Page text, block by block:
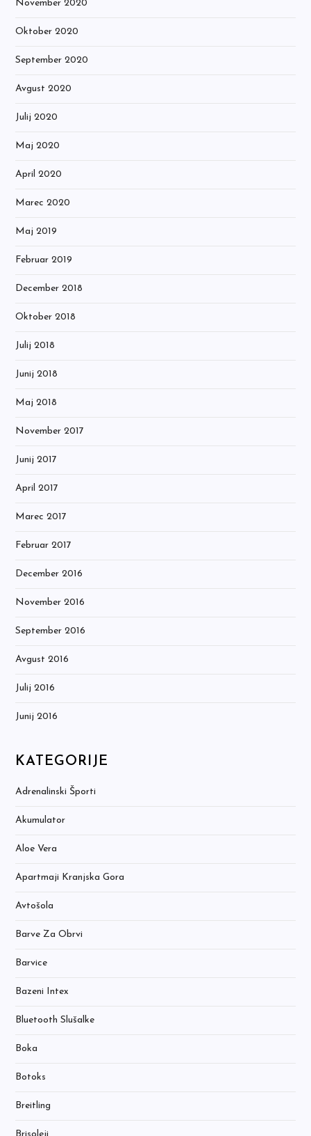
November 2020
Oktober 2020
September 2020
Avgust 2020
Julij 2020
Maj 2020
April 2020
Marec 2020
Maj 2019
Februar 2019
December 2018
Oktober 2018
Julij 2018
Junij 2018
Maj 2018
November 2017
Junij 2017
April 2017
Marec 2017
Februar 2017
December 2016
November 2016
September 2016
Avgust 2016
Julij 2016
Junij 2016
KATEGORIJE
Adrenalinski Športi
Akumulator
Aloe Vera
Apartmaji Kranjska Gora
Avtošola
Barve Za Obrvi
Barvice
Bazeni Intex
Bluetooth Slušalke
Boka
Botoks
Breitling